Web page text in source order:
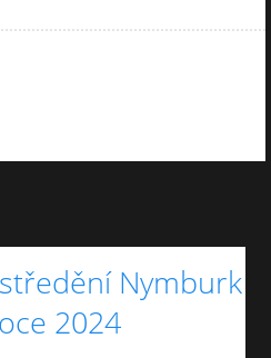
Nymburk
2024